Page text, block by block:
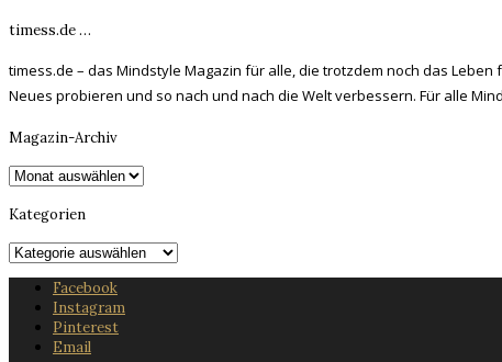
timess.de …
timess.de – das Mindstyle Magazin für alle, die trotzdem noch das
Neues probieren und so nach und nach die Welt verbessern. Für alle
Magazin-Archiv
Magazin-
Kategorien
Kategorien
Facebook
Instagram
Pinterest
Email